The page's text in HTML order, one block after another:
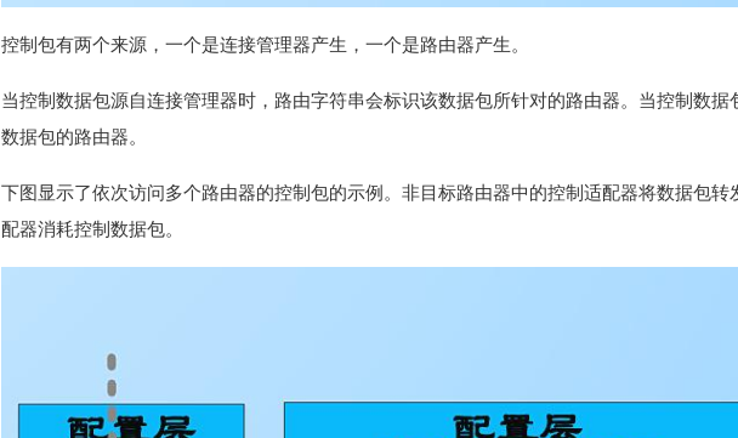
控制包有两个来源，一个是连接管理器产生，一个是路由器产生。
当控制数据包源自连接管理器时，路由字符串会标识该数据包所针对的路由器。当控制数
数据包的路由器。
下图显示了依次访问多个路由器的控制包的示例。非目标路由器中的控制适配器将数据包
配器消耗控制数据包。